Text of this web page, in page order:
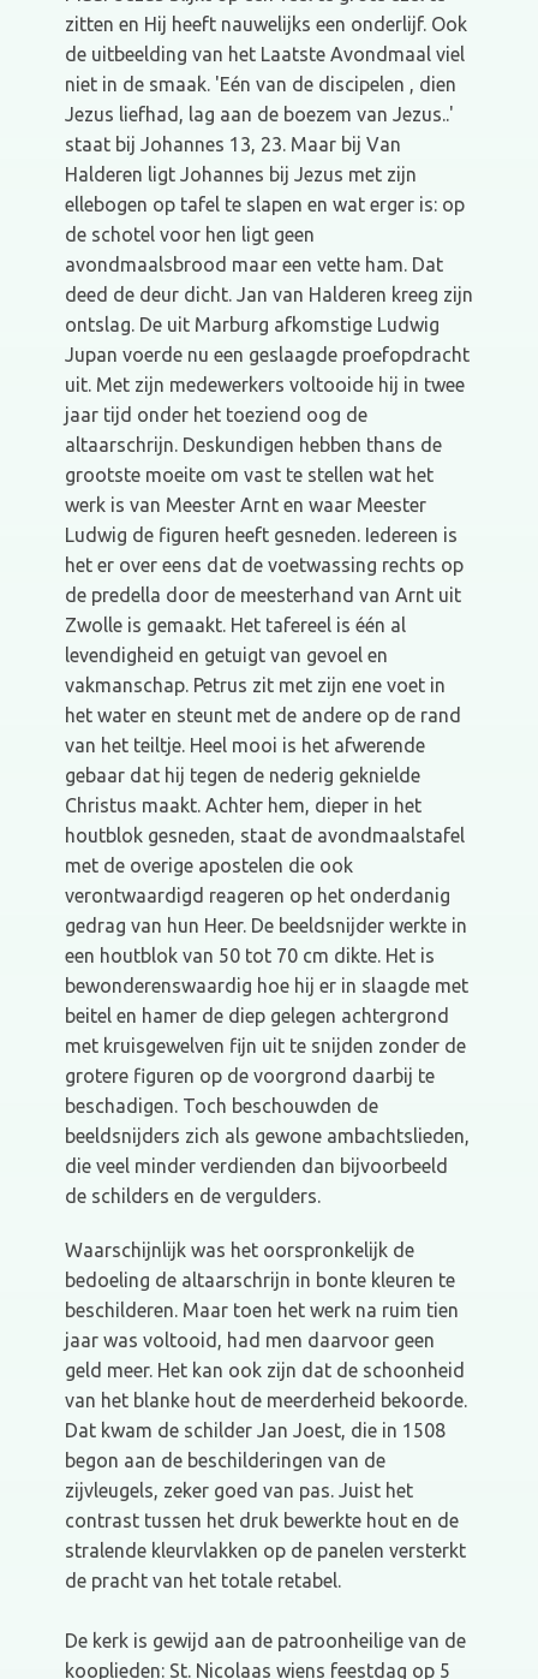
zitten en Hij heeft nauwelijks een onderlijf. Ook
de uitbeelding van het Laatste Avondmaal viel
niet in de smaak. 'Eén van de discipelen , dien
Jezus liefhad, lag aan de boezem van Jezus..'
staat bij Johannes 13, 23. Maar bij Van
Halderen ligt Johannes bij Jezus met zijn
ellebogen op tafel te slapen en wat erger is: op
de schotel voor hen ligt geen
avondmaalsbrood maar een vette ham. Dat
deed de deur dicht. Jan van Halderen kreeg zijn
ontslag. De uit Marburg afkomstige Ludwig
Jupan voerde nu een geslaagde proefopdracht
uit. Met zijn medewerkers voltooide hij in twee
jaar tijd onder het toeziend oog de
altaarschrijn. Deskundigen hebben thans de
grootste moeite om vast te stellen wat het
werk is van Meester Arnt en waar Meester
Ludwig de figuren heeft gesneden. Iedereen is
het er over eens dat de voetwassing rechts op
de predella door de meesterhand van Arnt uit
Zwolle is gemaakt. Het tafereel is één al
levendigheid en getuigt van gevoel en
vakmanschap. Petrus zit met zijn ene voet in
het water en steunt met de andere op de rand
van het teiltje. Heel mooi is het afwerende
gebaar dat hij tegen de nederig geknielde
Christus maakt. Achter hem, dieper in het
houtblok gesneden, staat de avondmaalstafel
met de overige apostelen die ook
verontwaardigd reageren op het onderdanig
gedrag van hun Heer. De beeldsnijder werkte in
een houtblok van 50 tot 70 cm dikte. Het is
bewonderenswaardig hoe hij er in slaagde met
beitel en hamer de diep gelegen achtergrond
met kruisgewelven fijn uit te snijden zonder de
grotere figuren op de voorgrond daarbij te
beschadigen. Toch beschouwden de
beeldsnijders zich als gewone ambachtslieden,
die veel minder verdienden dan bijvoorbeeld
de schilders en de vergulders.
Waarschijnlijk was het oorspronkelijk de
bedoeling de altaarschrijn in bonte kleuren te
beschilderen. Maar toen het werk na ruim tien
jaar was voltooid, had men daarvoor geen
geld meer. Het kan ook zijn dat de schoonheid
van het blanke hout de meerderheid bekoorde.
Dat kwam de schilder Jan Joest, die in 1508
begon aan de beschilderingen van de
zijvleugels, zeker goed van pas. Juist het
contrast tussen het druk bewerkte hout en de
stralende kleurvlakken op de panelen versterkt
de pracht van het totale retabel.
De kerk is gewijd aan de patroonheilige van de
kooplieden: St. Nicolaas wiens feestdag op 5